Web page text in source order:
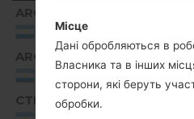
Регіон
ARG
Argentina
ARG
CTI
Місце
Дані обробляються в
Власника та в інших
сторони, які беруть
обробки.